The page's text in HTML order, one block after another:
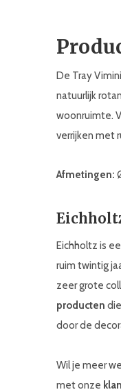
De Tray
natuurlijk
woonruimte.
verrijken met
Afmetingen:
Eichholtz is
ruim twintig
zeer grote
producten
door de
Wil je meer
met onze